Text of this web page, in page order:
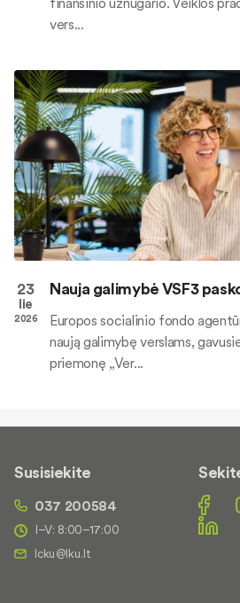
vers...
23
lie
2026
Nauja galimybė VSF3
Europos socialinio fondo
naują galimybę verslams,
priemonę „Ver...
Susisiekite
037 200584
I–V: 8:00–17:00